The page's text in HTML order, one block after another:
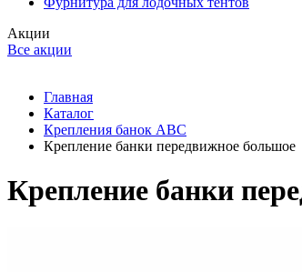
Акции
Все акции
Главная
Каталог
Крепления банок ABC
Крепление банки передвижное большое
Крепление банки